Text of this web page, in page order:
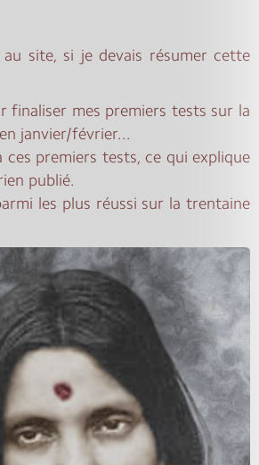
site, si je devais résumer cette
finaliser mes premiers tests sur la
en janvier/février...
ces premiers tests, ce qui explique
publié.
les plus réussi sur la trentaine